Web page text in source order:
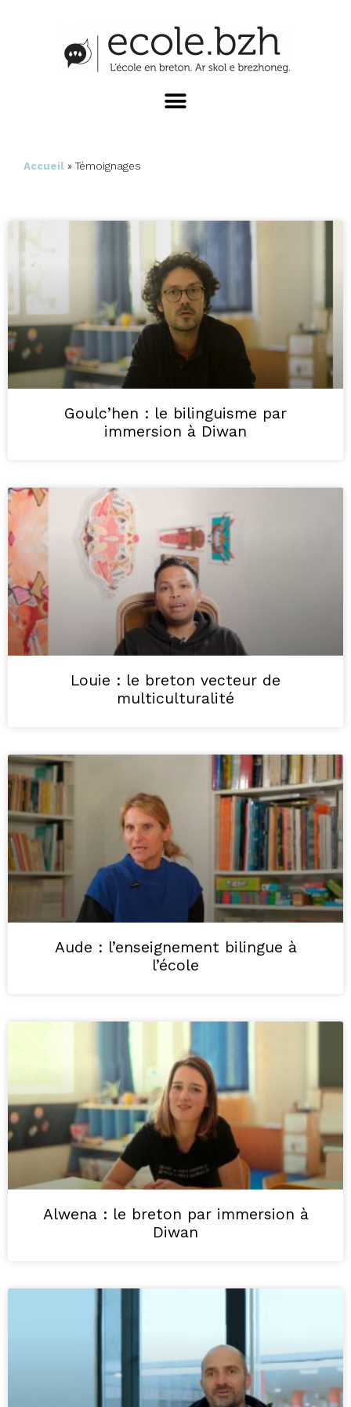
Accueil »Témoignages
Goulc’hen : le bilinguisme par
immersion à Diwan
Louie : le breton vecteur de
multiculturalité
Aude : l’enseignement bilingue à
l’école
Alwena : le breton par immersion à
Diwan